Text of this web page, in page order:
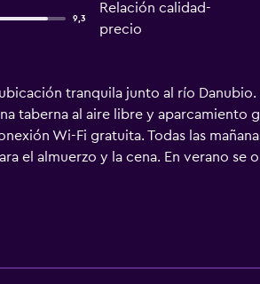
9,3
Relación calidad-
precio
tranquila junto al río
taberna al aire libre y aparcamiento
Wi-Fi gratuita. Todas las
el almuerzo y la cena. En verano se
rutas de senderismo en el valle del
junto al Danubio de la estación